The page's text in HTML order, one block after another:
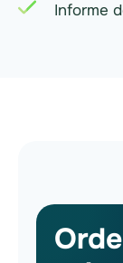
Informe